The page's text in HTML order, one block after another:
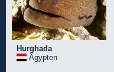
Hurghada
Ägypten